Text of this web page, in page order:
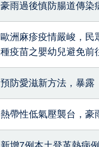
豪雨過後慎防腸道傳染
歐洲麻疹疫情嚴峻，
種疫苗之嬰幼兒避免前
預防愛滋新方法，暴露
熱帶性低氣壓襲台，豪